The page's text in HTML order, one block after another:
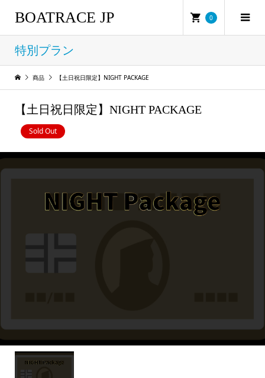
BOATRACE JP 0
特別プラン
商品 【土日祝日限定】NIGHT PACKAGE
【土日祝日限定】NIGHT PACKAGE
Sold Out